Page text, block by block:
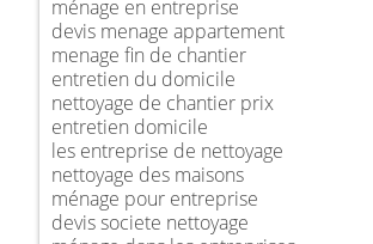
ménage en entreprise
devis menage appartement
menage fin de chantier
entretien du domicile
nettoyage de chantier prix
entretien domicile
les entreprise de nettoyage
nettoyage des maisons
ménage pour entreprise
devis societe nettoyage